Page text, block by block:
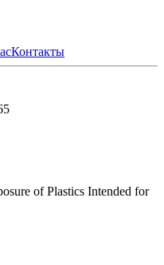
Контакты
of Plastics Intended for